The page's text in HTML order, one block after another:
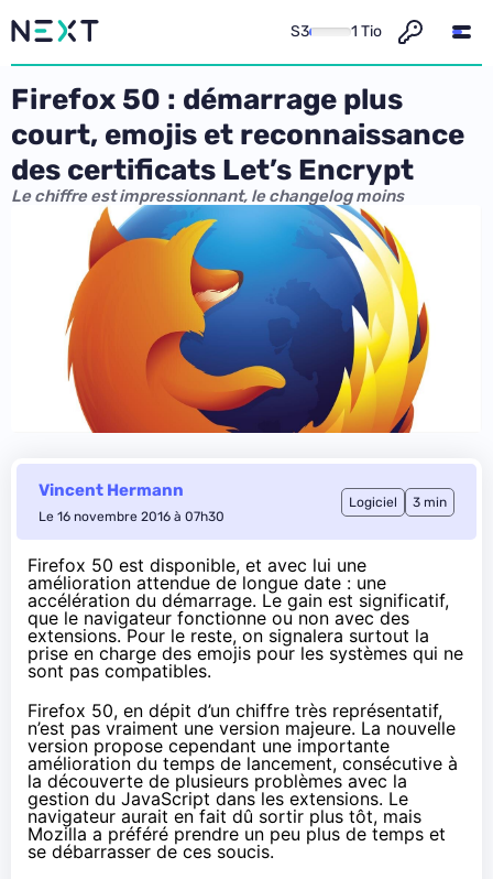
S3 1 Tio
Firefox 50 : démarrage plus
court, emojis et reconnaissance
des certificats Let’s Encrypt
Le chiffre est impressionnant, le changelog moins
Vincent Hermann
Le 16 novembre 2016 à 07h30
Logiciel 3 min
Firefox 50 est disponible, et avec lui une
amélioration attendue de longue date : une
accélération du démarrage. Le gain est significatif,
que le navigateur fonctionne ou non avec des
extensions. Pour le reste, on signalera surtout la
prise en charge des emojis pour les systèmes qui ne
sont pas compatibles.
Firefox 50, en dépit d’un chiffre très représentatif,
n’est pas vraiment une version majeure. La nouvelle
version propose cependant une importante
amélioration du temps de lancement, consécutive à
la découverte de plusieurs problèmes avec la
gestion du JavaScript dans les extensions. Le
navigateur aurait en fait dû sortir plus tôt, mais
Mozilla a préféré prendre un peu plus de temps et
se débarrasser de ces soucis.